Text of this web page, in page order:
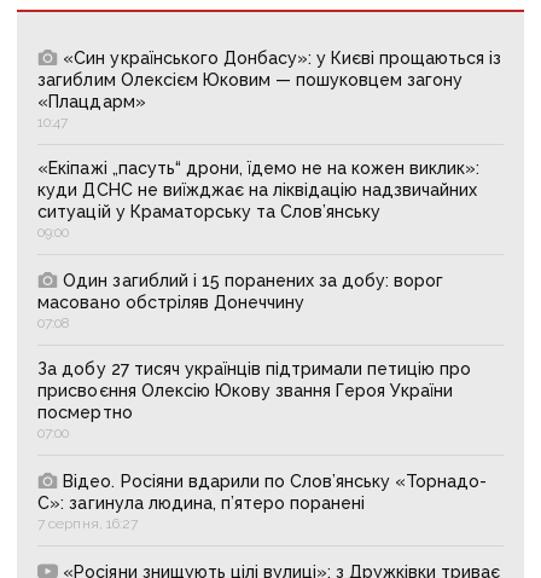
«Син українського Донбасу»: у Києві прощаються із
загиблим Олексієм Юковим — пошуковцем загону
«Плацдарм»
10:47
«Екіпажі „пасуть“ дрони, їдемо не на кожен виклик»:
куди ДСНС не виїжджає на ліквідацію надзвичайних
ситуацій у Краматорську та Слов’янську
09:00
Один загиблий і 15 поранених за добу: ворог
масовано обстріляв Донеччину
07:08
За добу 27 тисяч українців підтримали петицію про
присвоєння Олексію Юкову звання Героя України
посмертно
07:00
Відео. Росіяни вдарили по Слов’янську «Торнадо-
С»: загинула людина, п’ятеро поранені
7 серпня, 16:27
«Росіяни знищують цілі вулиці»: з Дружківки триває